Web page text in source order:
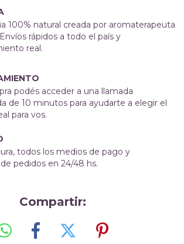
100% natural creada por aromaterapeuta
rápidos a todo el país y
real.
podés acceder a una llamada
de 10 minutos para ayudarte a elegir el
para vos.
todos los medios de pago y
pedidos en 24/48 hs.
Compartir: